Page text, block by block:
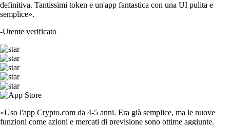
definitiva. Tantissimi token e un'app fantastica con una UI pulita e
semplice».
-Utente verificato
«Uso l'app Crypto.com da 4-5 anni. Era già semplice, ma le nuove
funzioni come azioni e mercati di previsione sono ottime aggiunte.